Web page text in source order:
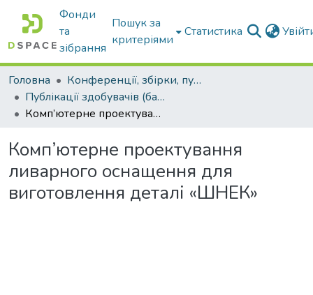
Фонди
та
зібрання
Пошук за
критеріями
Статистика
Головна
Конференції, збірки, публікації молодих вчених і здобувачів : магістрів, бакалаврів, аспірантів.
Публікації здобувачів (бакалаврів. магістрів, аспірантів)
Комп’ютерне проектування ливарного оснащення для виготовлення деталі «ШНЕК»
Комп’ютерне проектування
ливарного оснащення для
виготовлення деталі «ШНЕК»